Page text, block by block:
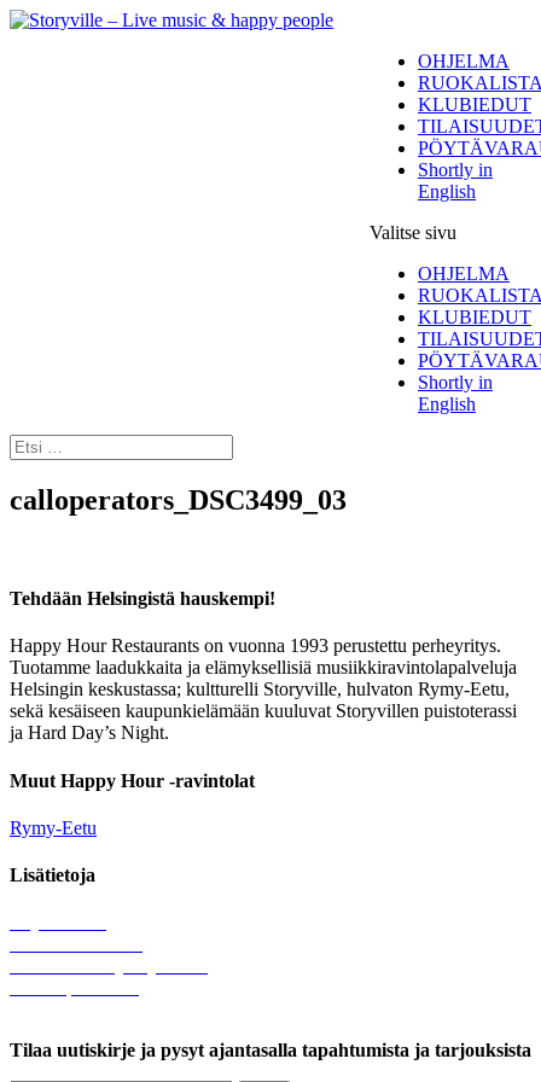
OHJELMA
KLUBIEDUT
Shortly in
English
Valitse sivu
OHJELMA
KLUBIEDUT
Shortly in
English
calloperators_DSC3499_03
Tehdään Helsingistä hauskempi!
Happy Hour Restaurants on vuonna 1993 perustettu perheyritys.
Tuotamme laadukkaita ja elämyksellisiä musiikkiravintolapalveluja
Helsingin keskustassa; kultturelli Storyville, hulvaton Rymy-Eetu,
sekä kesäiseen kaupunkielämään kuuluvat Storyvillen puistoterassi
ja Hard Day’s Night.
Muut Happy Hour -ravintolat
Rymy-Eetu
Lisätietoja
Tilaa uutiskirje ja pysyt ajantasalla tapahtumista ja tarjouksista